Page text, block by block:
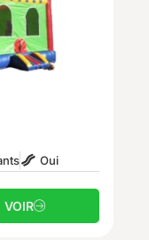
Oui
VOIR